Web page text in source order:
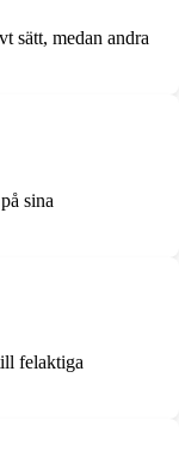
sätt, medan andra
sina
felaktiga